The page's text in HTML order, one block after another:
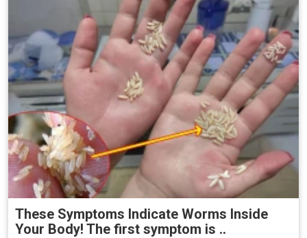
These Symptoms Indicate Worms Inside
Your Body! The first symptom is ..